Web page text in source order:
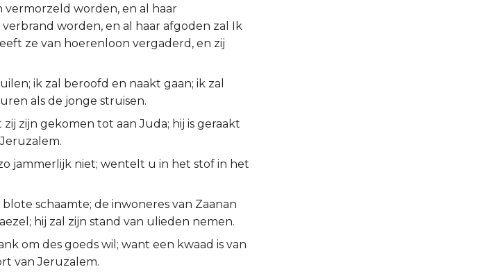
worden, en al haar
worden, en al haar afgoden zal Ik
ze van hoerenloon vergaderd, en zij
ik zal beroofd en naakt gaan; ik zal
als de jonge struisen.
zijn gekomen tot aan Juda; hij is geraakt
jammerlijk niet; wentelt u in het stof in het
schaamte; de inwoneres van Zaanan
hij zal zijn stand van ulieden nemen.
om des goeds wil; want een kwaad is van
van Jeruzalem.